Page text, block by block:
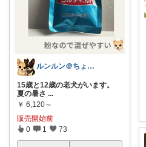
ルンルン＠ちょいラク暮らし
15歳と12歳の老犬がいます。
夏の暑さ ...
￥ 6,120～
販売開始前
0 1 73